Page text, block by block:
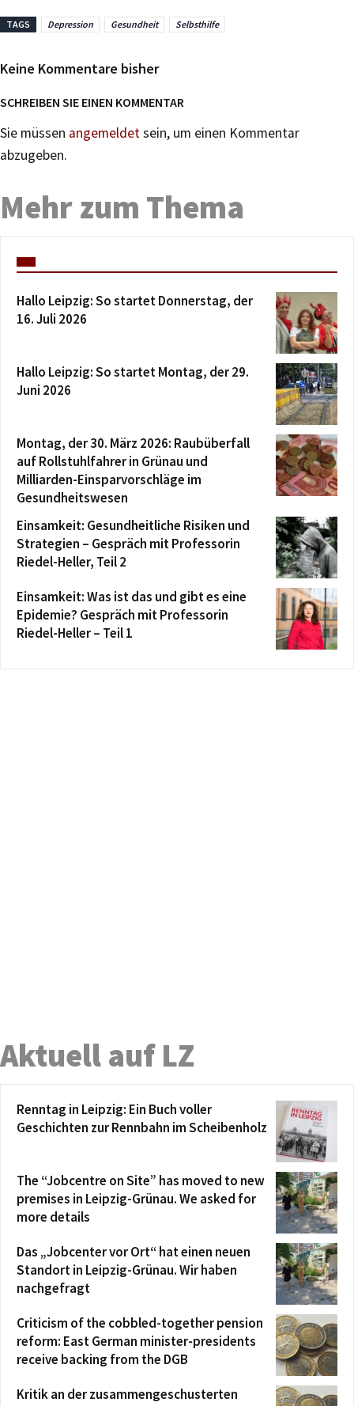
TAGS Depression Gesundheit Selbsthilfe
Keine Kommentare bisher
SCHREIBEN SIE EINEN KOMMENTAR
Sie müssen angemeldetsein, um einen Kommentar
abzugeben.
Mehr zum Thema
Hallo Leipzig: So startet Donnerstag, der
16. Juli 2026
Hallo Leipzig: So startet Montag, der 29.
Juni 2026
Montag, der 30. März 2026: Raubüberfall
auf Rollstuhlfahrer in Grünau und
Milliarden-Einsparvorschläge im
Gesundheitswesen
Einsamkeit: Gesundheitliche Risiken und
Strategien – Gespräch mit Professorin
Riedel-Heller, Teil 2
Einsamkeit: Was ist das und gibt es eine
Epidemie? Gespräch mit Professorin
Riedel-Heller – Teil 1
Aktuell auf LZ
Renntag in Leipzig: Ein Buch voller
Geschichten zur Rennbahn im Scheibenholz
The “Jobcentre on Site” has moved to new
premises in Leipzig-Grünau. We asked for
more details
Das „Jobcenter vor Ort“ hat einen neuen
Standort in Leipzig-Grünau. Wir haben
nachgefragt
Criticism of the cobbled-together pension
reform: East German minister-presidents
receive backing from the DGB
Kritik an der zusammengeschusterten